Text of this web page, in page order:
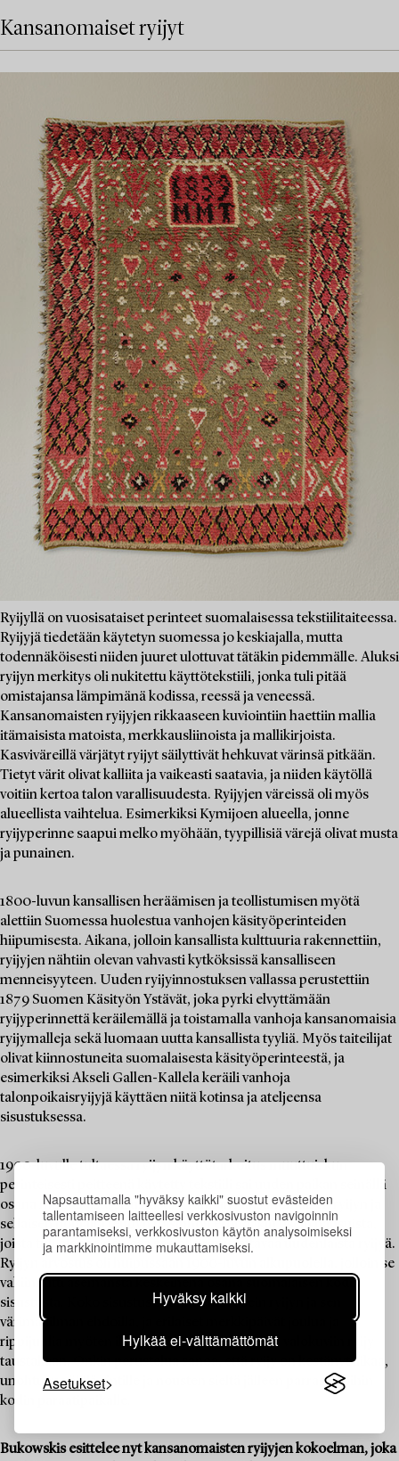
Napsauttamalla "hyväksy kaikki" suostut evästeiden
tallentamiseen laitteellesi verkkosivuston navigoinnin
parantamiseksi, verkkosivuston käytön analysoimiseksi
ja markkinointimme mukauttamiseksi.
Hyväksy kaikki
Hylkää ei-välttämättömät
Asetukset
Kansanomaiset ryijyt
Ryijyllä on vuosisataiset perinteet suomalaisessa tekstiilitaiteessa.
Ryijyjä tiedetään käytetyn suomessa jo keskiajalla, mutta
todennäköisesti niiden juuret ulottuvat tätäkin pidemmälle. Aluksi
ryijyn merkitys oli nukitettu käyttötekstiili, jonka tuli pitää
omistajansa lämpimänä kodissa, reessä ja veneessä.
Kansanomaisten ryijyjen rikkaaseen kuviointiin haettiin mallia
itämaisista matoista, merkkausliinoista ja mallikirjoista.
Kasviväreillä värjätyt ryijyt säilyttivät hehkuvat värinsä pitkään.
Tietyt värit olivat kalliita ja vaikeasti saatavia, ja niiden käytöllä
voitiin kertoa talon varallisuudesta. Ryijyjen väreissä oli myös
alueellista vaihtelua. Esimerkiksi Kymijoen alueella, jonne
ryijyperinne saapui melko myöhään, tyypillisiä värejä olivat musta
ja punainen.
1800-luvun kansallisen heräämisen ja teollistumisen myötä
alettiin Suomessa huolestua vanhojen käsityöperinteiden
hiipumisesta. Aikana, jolloin kansallista kulttuuria rakennettiin,
ryijyjen nähtiin olevan vahvasti kytköksissä kansalliseen
menneisyyteen. Uuden ryijyinnostuksen vallassa perustettiin
1879 Suomen Käsityön Ystävät, joka pyrki elvyttämään
ryijyperinnettä keräilemällä ja toistamalla vanhoja kansanomaisia
ryijymalleja sekä luomaan uutta kansallista tyyliä. Myös taiteilijat
olivat kiinnostuneita suomalaisesta käsityöperinteestä, ja
esimerkiksi Akseli Gallen-Kallela keräili vanhoja
talonpoikaisryijyjä käyttäen niitä kotinsa ja ateljeensa
sisustuksessa.
1900-luvulle tultaessa ryijyn käyttötarkoitus muuttui, kun
perinteisesti peitteenä käytetty tekstiili sai uuden paikan seinällä
osana muodikasta sisustusta – vanhan kansanomaisen ryijyn ja
sellaisen pohjalta tehdyn toisinnon erottaakin usein hapsuista,
joista tuli olennainen osa seinälle ripustettavaa uudenlaista ryijyä.
Ryijyn arvostus oli huipussaan 1900-luvun alkupuolella, jolloin se
vakiinnutti asemansta keskeinenä osana suomalaisen kodin
sisustusta. Koko sisustus suunniteltiin usein ryijyn ja sen
värimaailman ehdoilla, ja erilaiset merkkipäivät joulua ja
rippijuhlia myöten ikuistettiin perhe-albumien valokuviin ryijy
taustallaan. Onkin perustelua sanoa, että ryijy on kestänyt aikaa,
unohtuen välillä vintille ja nousten sieltä jälleen parrasvaloihin
kodin paraatipaikalle.
Bukowskis esittelee nyt kansanomaisten ryijyjen kokoelman, joka